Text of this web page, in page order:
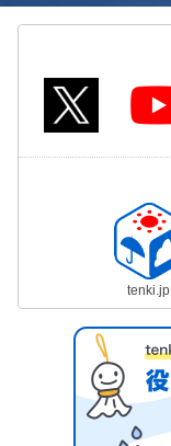
tenki.jp